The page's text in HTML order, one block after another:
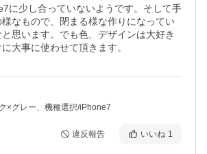
に少し合っていないようです。そして手
なもので、閉まる様な作りになってい
思います。でも色、デザインは大好き
大事に使わせて頂きます。
×グレー、機種選択/iPhone7
違反報告 いいね 1